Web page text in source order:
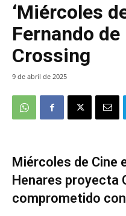
‘Miércoles
Fernando
Crossing
9 de abril de 2025
Miércoles de Cine
Henares proyecta
comprometido